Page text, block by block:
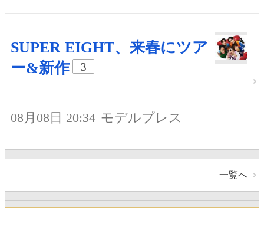
SUPER EIGHT、来春にツア
ー&新作
3
08月08日 20:34 モデルプレス
一覧へ